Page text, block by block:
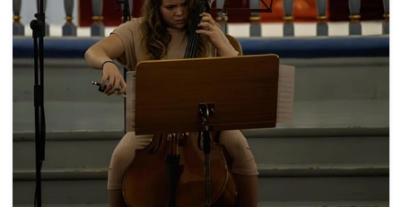
gjennomførte en strålende konsert på Fløygir
lørdag kveld. Foto: Bjørn Hytjanstorp